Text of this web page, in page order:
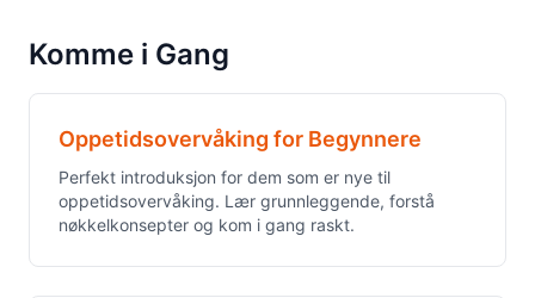
Komme i Gang
Oppetidsovervåking for Begynnere
Perfekt introduksjon for dem som er nye til
oppetidsovervåking. Lær grunnleggende, forstå
nøkkelkonsepter og kom i gang raskt.